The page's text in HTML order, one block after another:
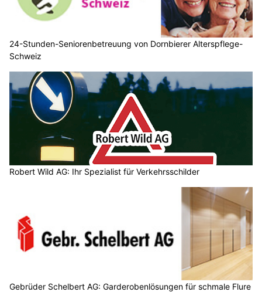
24-Stunden-Seniorenbetreuung von Dornbierer Alterspflege-
Schweiz
Robert Wild AG: Ihr Spezialist für Verkehrsschilder
Gebrüder Schelbert AG: Garderobenlösungen für schmale Flure